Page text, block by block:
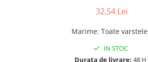
32,54 Lei
Marime: Toate varstele
IN STOC
Durata de livrare: 48 H